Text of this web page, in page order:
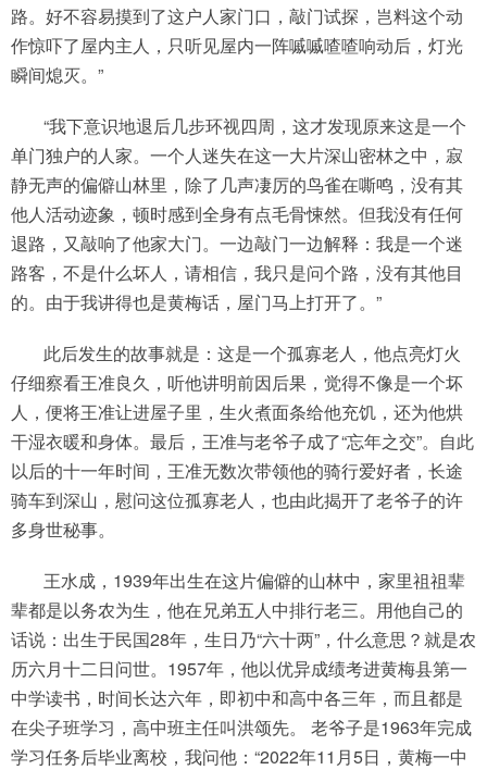
路。好不容易摸到了这户人家门口，敲门试探，岂料这个动
作惊吓了屋内主人，只听见屋内一阵嘁嘁喳喳响动后，灯光
瞬间熄灭。”
“我下意识地退后几步环视四周，这才发现原来这是一个
单门独户的人家。一个人迷失在这一大片深山密林之中，寂
静无声的偏僻山林里，除了几声凄厉的鸟雀在嘶鸣，没有其
他人活动迹象，顿时感到全身有点毛骨悚然。但我没有任何
退路，又敲响了他家大门。一边敲门一边解释：我是一个迷
路客，不是什么坏人，请相信，我只是问个路，没有其他目
的。由于我讲得也是黄梅话，屋门马上打开了。”
此后发生的故事就是：这是一个孤寡老人，他点亮灯火
仔细察看王准良久，听他讲明前因后果，觉得不像是一个坏
人，便将王准让进屋子里，生火煮面条给他充饥，还为他烘
干湿衣暖和身体。最后，王准与老爷子成了“忘年之交”。自此
以后的十一年时间，王准无数次带领他的骑行爱好者，长途
骑车到深山，慰问这位孤寡老人，也由此揭开了老爷子的许
多身世秘事。
王水成，1939年出生在这片偏僻的山林中，家里祖祖辈
辈都是以务农为生，他在兄弟五人中排行老三。用他自己的
话说：出生于民国28年，生日乃“六十两”，什么意思？就是农
历六月十二日问世。1957年，他以优异成绩考进黄梅县第一
中学读书，时间长达六年，即初中和高中各三年，而且都是
在尖子班学习，高中班主任叫洪颂先。 老爷子是1963年完成
学习任务后毕业离校，我问他：“2022年11月5日，黄梅一中